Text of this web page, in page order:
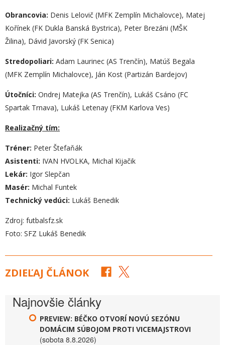
Obrancovia: Denis Lelovič (MFK Zemplín Michalovce), Matej
Kořínek (FK Dukla Banská Bystrica), Peter Brezáni (MŠK
Žilina), Dávid Javorský (FK Senica)
Stredopoliari: Adam Laurinec (AS Trenčín), Matúš Begala
(MFK Zemplín Michalovce), Ján Kost (Partizán Bardejov)
Útočníci: Ondrej Matejka (AS Trenčín), Lukáš Csáno (FC
Spartak Trnava), Lukáš Letenay (FKM Karlova Ves)
Realizačný tím:
Tréner: Peter Štefaňák
Asistenti: IVAN HVOLKA, Michal Kijačik
Lekár: Igor Slepčan
Masér: Michal Funtek
Technický vedúci: Lukáš Benedik
Zdroj: futbalsfz.sk
Foto: SFZ Lukáš Benedik
ZDIEĽAJ ČLÁNOK
Najnovšie články
PREVIEW: BÉČKO OTVORÍ NOVÚ SEZÓNU
DOMÁCIM SÚBOJOM PROTI VICEMAJSTROVI
(sobota 8.8.2026)